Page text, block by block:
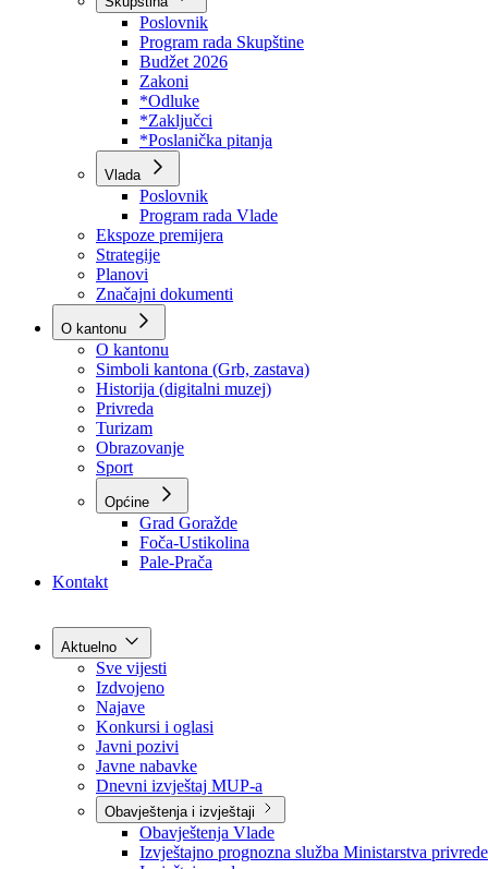
Dokumenti
Skupština
Poslovnik
Program rada Skupštine
Budžet 2026
Zakoni
*Odluke
*Zaključci
*Poslanička pitanja
Vlada
Poslovnik
Program rada Vlade
Ekspoze premijera
Strategije
Planovi
Značajni dokumenti
O kantonu
O kantonu
Simboli kantona (Grb, zastava)
Historija (digitalni muzej)
Privreda
Turizam
Obrazovanje
Sport
Općine
Kontakt
Aktuelno
Sve vijesti
Izdvojeno
Najave
Konkursi i oglasi
Javni pozivi
Javne nabavke
Dnevni izvještaj MUP-a